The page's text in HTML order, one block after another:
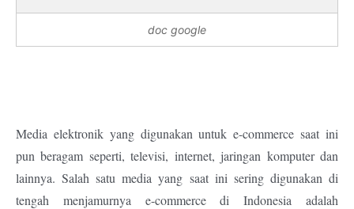
doc google
Media elektronik yang digunakan untuk e-commerce saat ini
pun beragam seperti, televisi, internet, jaringan komputer dan
lainnya. Salah satu media yang saat ini sering digunakan di
tengah menjamurnya e-commerce di Indonesia adalah